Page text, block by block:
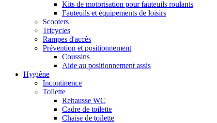
Kits de motorisation pour fauteuils roulants
Fauteuils et équipements de loisirs
Scooters
Tricycles
Rampes d'accès
Prévention et positionnement
Coussins
Aide au positionnement assis
Hygiène
Incontinence
Toilette
Rehausse WC
Cadre de toilette
Chaise de toilette